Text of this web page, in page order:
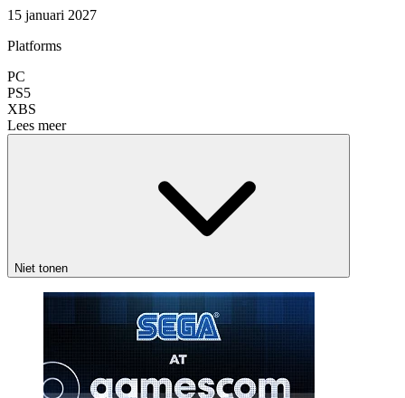
15 januari 2027
Platforms
PC
PS5
XBS
Lees meer
Niet tonen